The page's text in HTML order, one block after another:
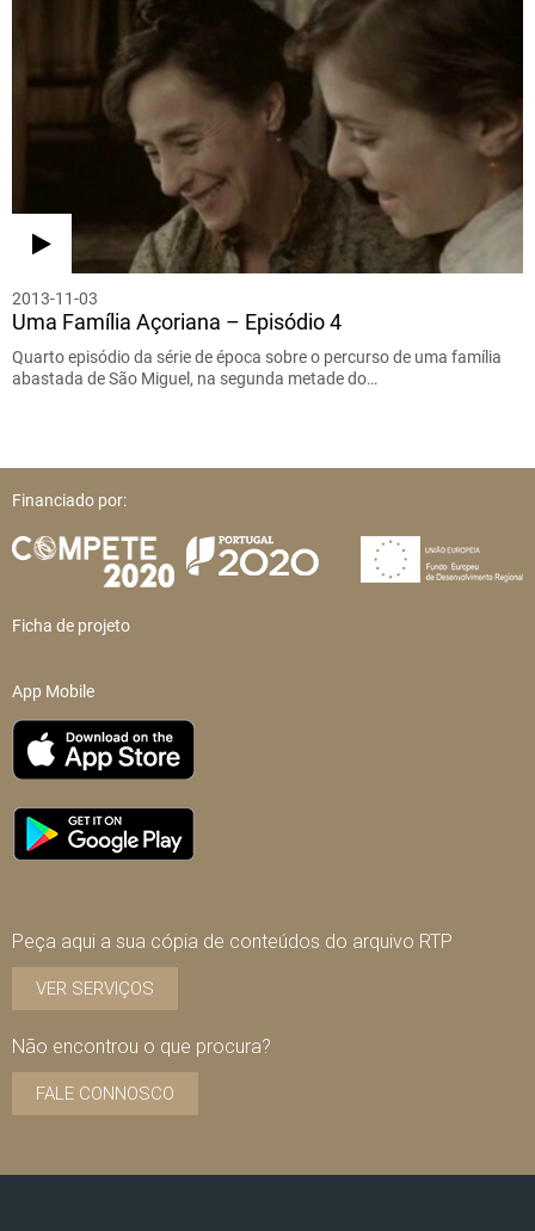
2013-11-03
Uma Família Açoriana – Episódio 4
Quarto episódio da série de época sobre o percurso de uma família
abastada de São Miguel, na segunda metade do…
Financiado por:
Ficha de projeto
App Mobile
Peça aqui a sua cópia de conteúdos do arquivo RTP
VER SERVIÇOS
Não encontrou o que procura?
FALE CONNOSCO